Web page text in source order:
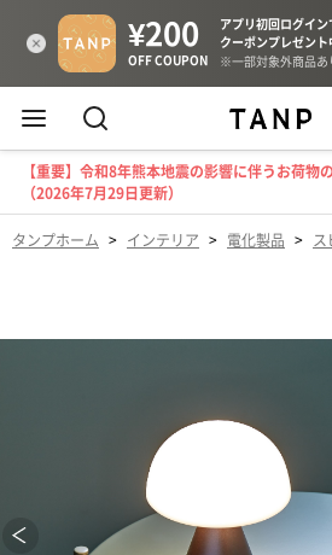
【重要】令和8年熊本地震の影響に伴うお荷物
（2026年7月29日更新）
タンプホーム > インテリア > 電化製品 >